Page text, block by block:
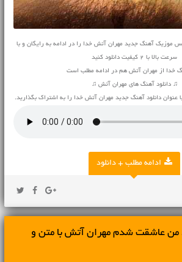
موزیک آهنگ جدید مهران آتش خدا را در ادامه به رایگان و با
سرعت بالا با 2 کیفیت دانلود کنید
خدا از مهران آتش هم در ادامه مطلب است
♫ دانلود آهنگ های مهران آتش ♫
دانلود آهنگ جدید مهران آتش خدا را به اشتراک بگذارید.
ادامه مطلب + دانلود
من عاشقت شدم مهران آتش با متن و